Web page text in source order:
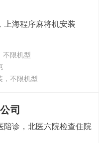
上海程序麻将机安装
不限机型
，不限机型
司
陪诊，北医六院检查住院